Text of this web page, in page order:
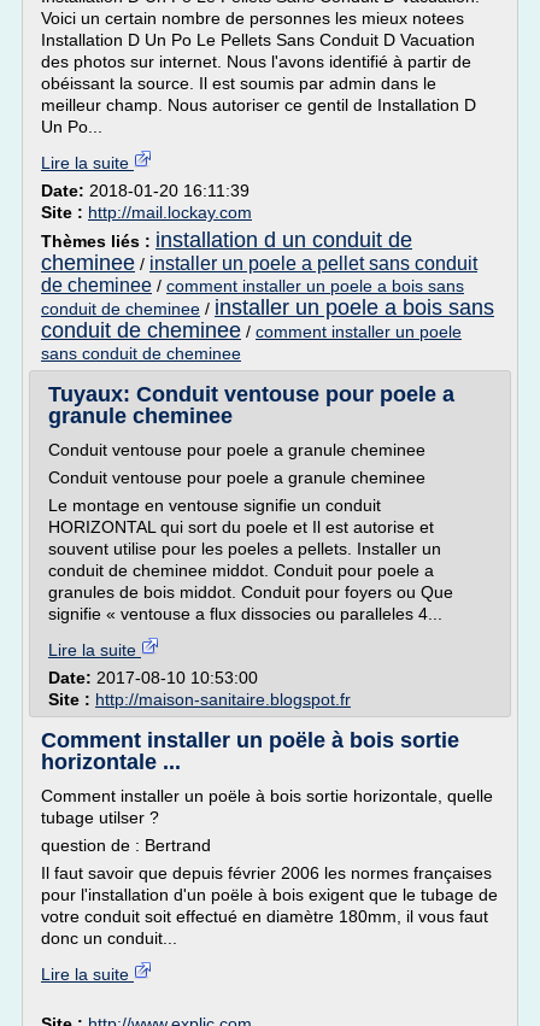
Voici un certain nombre de personnes les mieux notees
Installation D Un Po Le Pellets Sans Conduit D Vacuation
des photos sur internet. Nous l'avons identifié à partir de
obéissant la source. Il est soumis par admin dans le
meilleur champ. Nous autoriser ce gentil de Installation D
Un Po...
Lire la suite
Date: 2018-01-20 16:11:39
Site : http://mail.lockay.com
Thèmes liés : installation d un conduit de
cheminee / installer un poele a pellet sans conduit
de cheminee / comment installer un poele a bois sans
conduit de cheminee / installer un poele a bois sans
conduit de cheminee / comment installer un poele
sans conduit de cheminee
Tuyaux: Conduit ventouse pour poele a
granule cheminee
Conduit ventouse pour poele a granule cheminee
Conduit ventouse pour poele a granule cheminee
Le montage en ventouse signifie un conduit
HORIZONTAL qui sort du poele et Il est autorise et
souvent utilise pour les poeles a pellets. Installer un
conduit de cheminee middot. Conduit pour poele a
granules de bois middot. Conduit pour foyers ou Que
signifie « ventouse a flux dissocies ou paralleles 4...
Lire la suite
Date: 2017-08-10 10:53:00
Site : http://maison-sanitaire.blogspot.fr
Comment installer un poële à bois sortie
horizontale ...
Comment installer un poële à bois sortie horizontale, quelle
tubage utilser ?
question de : Bertrand
Il faut savoir que depuis février 2006 les normes françaises
pour l'installation d'un poële à bois exigent que le tubage de
votre conduit soit effectué en diamètre 180mm, il vous faut
donc un conduit...
Lire la suite